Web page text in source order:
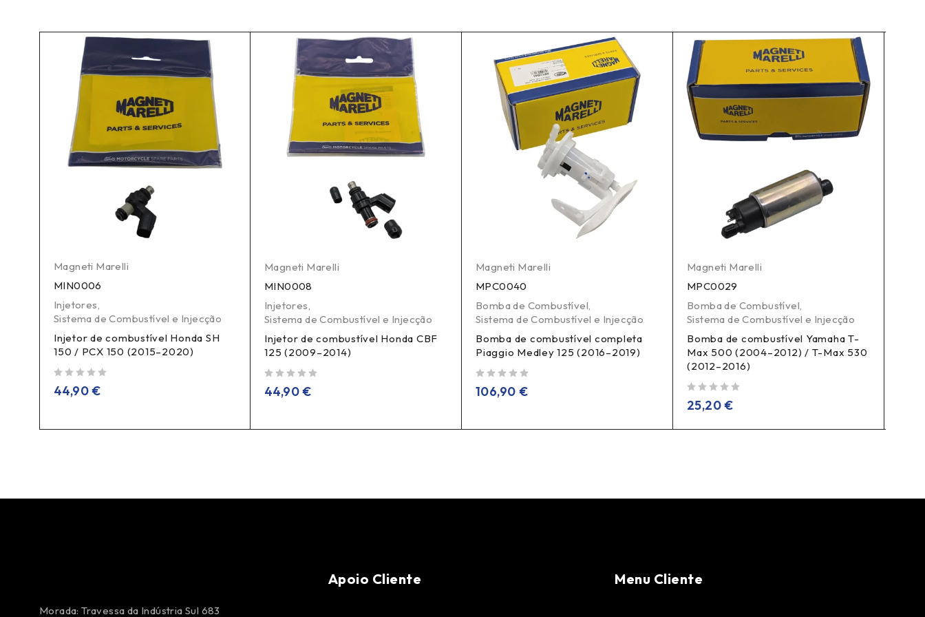
Magneti Marelli
MIN0006
Injetores,
Sistema de Combustível e Injecção
Injetor de combustível Honda SH
150 / PCX 150 (2015–2020)
44,90€
Magneti Marelli
MIN0008
Injetores,
Sistema de Combustível e Injecção
Injetor de combustível Honda CBF
125 (2009–2014)
44,90€
Magneti Marelli
MPC0040
Bomba de Combustível,
Sistema de Combustível e Injecção
Bomba de combustível completa
Piaggio Medley 125 (2016–2019)
106,90 €
Magneti Marelli
MPC0029
Bomba de Combustível,
Sistema de Combustível e Injecção
Bomba de combustível Yamaha T-
Max 500 (2004–2012) / T-Max 530
(2012–2016)
25,20€
Morada: Travessa da Indústria Sul 683
Apoio Cliente Menu Cliente